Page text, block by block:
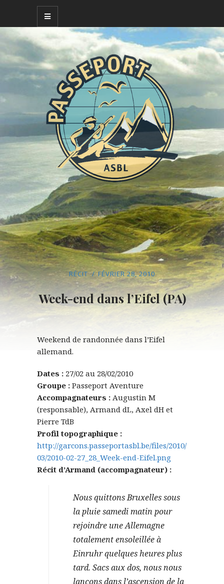
RÉCIT FÉVRIER 28, 2010
Week-end dans l’Eifel (PA)
Weekend de randonnée dans l’Eifel
allemand.
Dates : 27/02 au 28/02/2010
Groupe : Passeport Aventure
Accompagnateurs : Augustin M
(responsable), Armand dL, Axel dH et
Pierre TdB
Profil topographique :
http://garcons.passeportasbl.be/files/2010/
03/2010-02-27_28_Week-end-Eifel.png
Récit d’Armand (accompagnateur) :
Nous quittons Bruxelles sous
la pluie samedi matin pour
rejoindre une Allemagne
totalement ensoleillée à
Einruhr quelques heures plus
tard. Sacs aux dos, nous nous
lançons dans l’ascension de la